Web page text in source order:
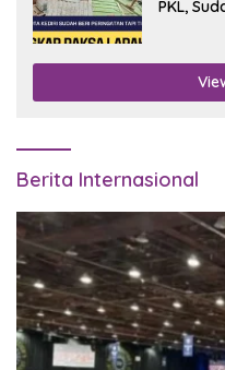
PKL,
Berita Internasional